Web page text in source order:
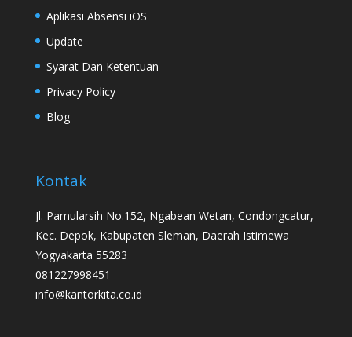
Aplikasi Absensi iOS
Update
Syarat Dan Ketentuan
Privacy Policy
Blog
Kontak
Jl. Pamularsih No.152, Ngabean Wetan, Condongcatur,
Kec. Depok, Kabupaten Sleman, Daerah Istimewa
Yogyakarta 55283
081227998451
info@kantorkita.co.id